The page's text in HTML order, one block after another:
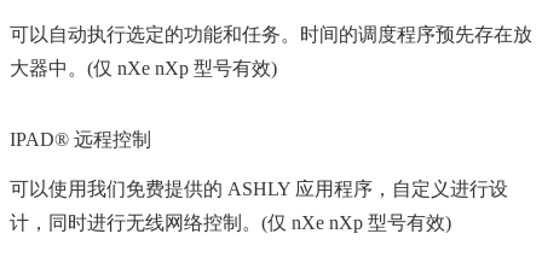
可以自动执行选定的功能和任务。时间的调度程序预先存在放
大器中。(仅 nXe nXp 型号有效)
IPAD® 远程控制
可以使用我们免费提供的 ASHLY 应用程序，自定义进行设
计，同时进行无线网络控制。(仅 nXe nXp 型号有效)